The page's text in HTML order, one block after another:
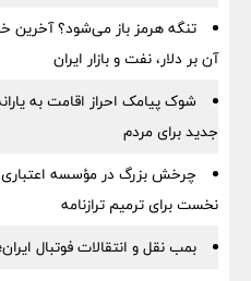
تنگه هرمز باز می‌شود؟ آخرین
آن بر دلار، نفت و بازار ایران
شوک پیامک احراز اقامت به
جدید برای مردم
نخست برای ترمیم ترازنامه
بمب نقل‌ و انتقالات فوتبال